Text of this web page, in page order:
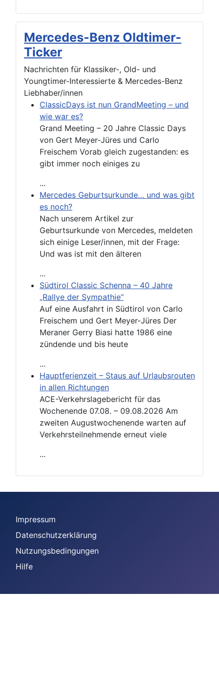
Mercedes-Benz Oldtimer-
Ticker
Nachrichten für Klassiker-, Old- und
Youngtimer-Interessierte & Mercedes-Benz
Liebhaber/innen
ClassicDays ist nun GrandMeeting – und
wie war es?
Grand Meeting – 20 Jahre Classic Days
von Gert Meyer-Jüres und Carlo
Freischem Vorab gleich zugestanden: es
gibt immer noch einiges zu
...
Mercedes Geburtsurkunde… und was gibt
es noch?
Nach unserem Artikel zur
Geburtsurkunde von Mercedes, meldeten
sich einige Leser/innen, mit der Frage:
Und was ist mit den älteren
...
Südtirol Classic Schenna – 40 Jahre
„Rallye der Sympathie“
Auf eine Ausfahrt in Südtirol von Carlo
Freischem und Gert Meyer-Jüres Der
Meraner Gerry Biasi hatte 1986 eine
zündende und bis heute
...
Hauptferienzeit – Staus auf Urlaubsrouten
in allen Richtungen
ACE-Verkehrslagebericht für das
Wochenende 07.08. – 09.08.2026 Am
zweiten Augustwochenende warten auf
Verkehrsteilnehmende erneut viele
...
Impressum
Datenschutzerklärung
Nutzungsbedingungen
Hilfe